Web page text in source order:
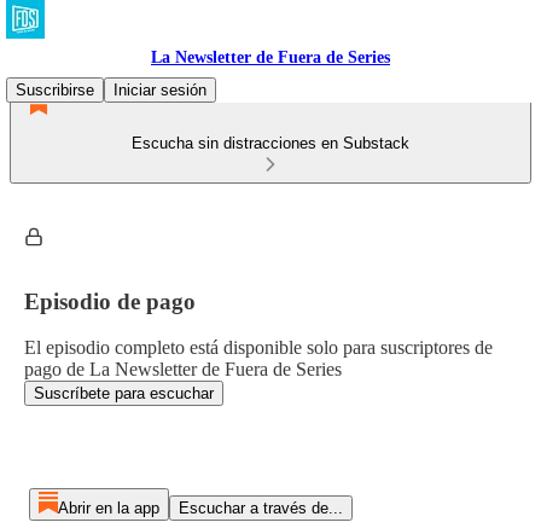
La Newsletter de Fuera de Series
Suscribirse
Iniciar sesión
Escucha sin distracciones en Substack
Episodio de pago
El episodio completo está disponible solo para suscriptores de
pago de La Newsletter de Fuera de Series
Suscríbete para escuchar
Abrir en la app Escuchar a través de...